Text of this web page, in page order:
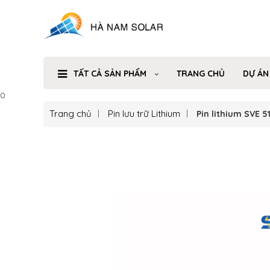
TẤT CẢ SẢN PHẨM TRANG CHỦ
DỰ ÁN
0
Trang chủ Pin lưu trữ Lithium Pin lithium SVE